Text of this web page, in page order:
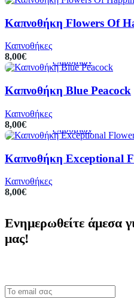
Καπνοθήκη Flowers Of
Καπνοθήκες
8,00€
Προσθήκη
καλάθι
Προεπισκόπηση
Πρόσθήκη
επιθυμιών
Καπνοθήκη Blue Peacock
Καπνοθήκες
8,00€
Προσθήκη
καλάθι
Προεπισκόπηση
Πρόσθήκη
επιθυμιών
Καπνοθήκη Exceptional
Καπνοθήκες
8,00€
Ενημερωθείτε άμεσα
μας!